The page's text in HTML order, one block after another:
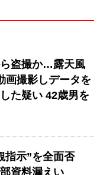
盗撮か…露天風
画撮影しデータを
た疑い 42歳男を
指示”を全面否
資料漏えい